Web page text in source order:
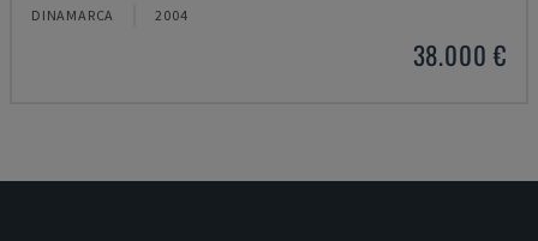
DINAMARCA 2004
38.000 €